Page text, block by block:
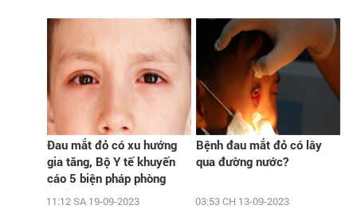
Đau mắt đỏ có xu hướng
gia tăng, Bộ Y tế khuyến
cáo 5 biện pháp phòng
chống
11:12 SA 19-09-2023
Bệnh đau mắt đỏ có lây
qua đường nước?
03:53 CH 13-09-2023